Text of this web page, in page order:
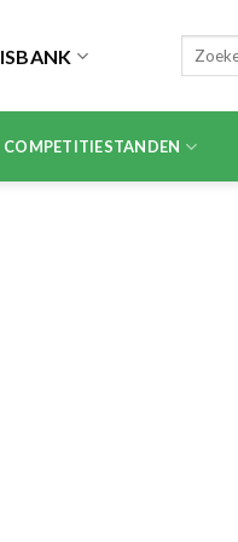
Zoeken
COMPETITIESTANDEN